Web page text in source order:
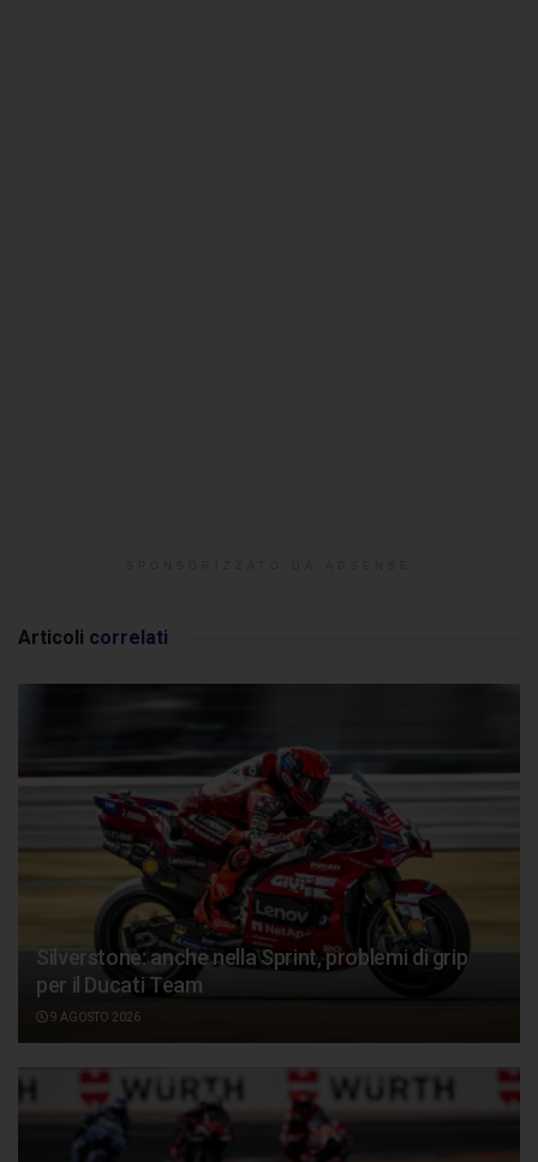
Articoli correlati
Silverstone: anche nella Sprint, problemi di grip
per il Ducati Team
9 AGOSTO 2026